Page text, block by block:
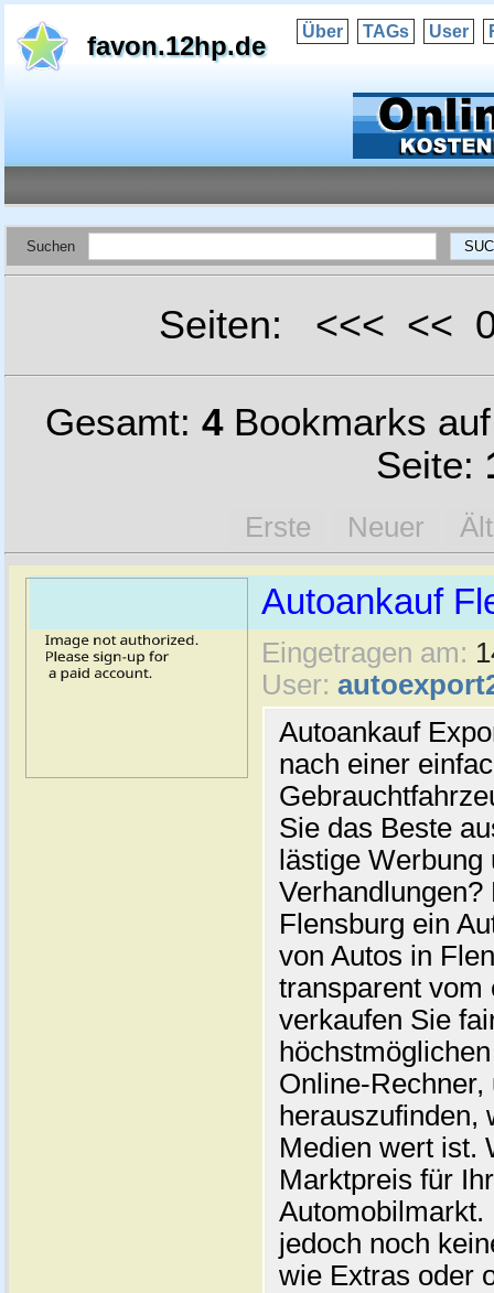
favon.12hp.de Über TAGs User
Suchen
Seiten: <<< <<
Gesamt: 4Bookmarks
Seite:
Erste Neuer
Autoankauf
Eingetragen am:
User:
Autoankauf
nach einer
Sie das Beste
lästige
Flensburg ein
von Autos in
transparent vom
verkaufen Sie
Online-
herauszufinden,
Medien wert ist.
Marktpreis für
jedoch noch
wie Extras oder